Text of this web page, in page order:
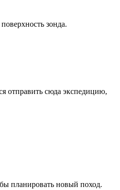
зонда.
отправить сюда экспедицию,
планировать новый поход.